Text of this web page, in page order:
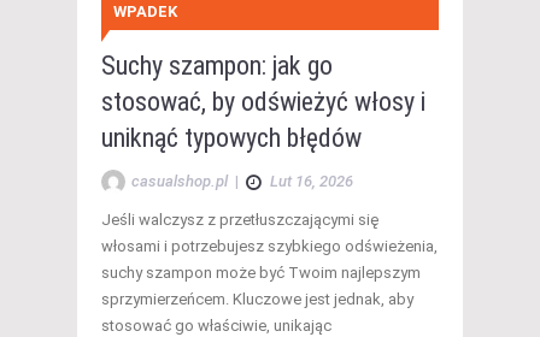
WPADEK
Suchy szampon: jak go
stosować, by odświeżyć włosy i
uniknąć typowych błędów
casualshop.pl | Lut 16, 2026
Jeśli walczysz z przetłuszczającymi się
włosami i potrzebujesz szybkiego odświeżenia,
suchy szampon może być Twoim najlepszym
sprzymierzeńcem. Kluczowe jest jednak, aby
stosować go właściwie, unikając